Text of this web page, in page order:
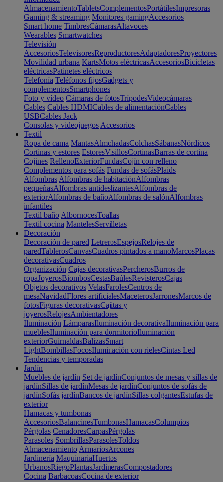
AlmacenamientoTabletsComplementosPortátilesImpresoras
Gaming & streaming Monitores gamingAccesorios
Smart home TimbresCámarasAltavoces
Wearables Smartwatches
Televisión
AccesoriosTelevisoresReproductoresAdaptadoresProyectores
Movilidad urbana KartsMotos eléctricasAccesoriosBicicletas
eléctricasPatinetes eléctricos
Telefonía Teléfonos fijosGadgets y
complementosSmartphones
Foto y vídeo Cámaras de fotosTrípodesVideocámaras
Cables Cables HDMICables de alimentaciónCables
USBCables Jack
Consolas y videojuegos Accesorios
Textil
Ropa de cama MantasAlmohadasColchasSábanasNórdicos
Cortinas y estores EstoresVisillosCortinasBarras de cortina
Cojines RellenoExteriorFundasCojín con relleno
Complementos para sofás Fundas de sofásPlaids
Alfombras Alfombras de habitaciónAlfombras
pequeñasAlfombras antideslizantesAlfombras de
exteriorAlfombras de bañoAlfombras de salónAlfombras
infantiles
Textil baño AlbornocesToallas
Textil cocina MantelesServilletas
Decoración
Decoración de pared LetrerosEspejosRelojes de
paredTablerosCanvasCuadros pintados a manoMarcosPlacas
decorativasCuadros
Organización Cajas decorativasPercherosBurros de
ropaJoyerosBiombosCestasBaúlesRevisterosCajas
Objetos decorativos VelasFarolesCentros de
mesaNavidadFlores artificialesMaceterosJarronesMarcos de
fotosFiguras decorativasCajitas y
joyerosRelojesAmbientadores
Iluminación LámparasIluminación decorativaIluminación para
mueblesIluminación para dormitorioIluminación
exteriorGuirnaldasBalizasSmart
LightBombillasFocosIluminación con rielesCintas Led
Tendencias y temporadas
Jardín
Muebles de jardín Set de jardínConjuntos de mesas y sillas de
jardínSillas de jardínMesas de jardínConjuntos de sofás de
jardínSofás jardínBancos de jardínSillas colgantesEstufas de
exterior
Hamacas y tumbonas
AccesoriosBalancinesTumbonasHamacasColumpios
Pérgolas CenadoresCarpasPérgolas
Parasoles SombrillasParasolesToldos
Almacenamiento ArmariosArcones
Jardinería MaquinariaHuertos
UrbanosRiegoPlantasJardinerasCompostadores
Cocina BarbacoasCocina de exterior